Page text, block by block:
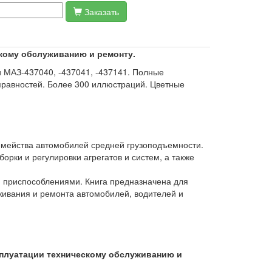
Заказать
обслуживанию и ремонту.
МАЗ-437040, -437041, -437141. Полные
Более 300 иллюстраций. Цветные
автомобилей средней грузоподъемности.
и регулировки агрегатов и систем, а также
Книга предназначена для
и ремонта автомобилей, водителей и
техническому обслуживанию и